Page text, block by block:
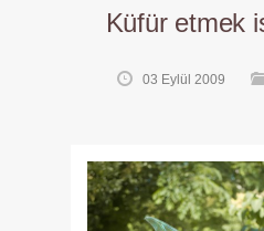
Küfür etmek
03 Eylül 2009